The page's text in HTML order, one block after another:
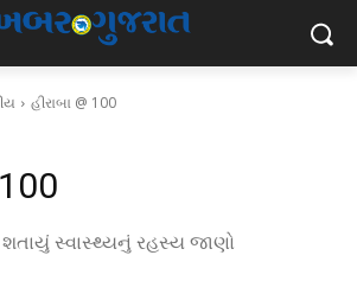
હીરાબા @ 100
શતાયું સ્વાસ્થ્યનું રહસ્ય જાણો